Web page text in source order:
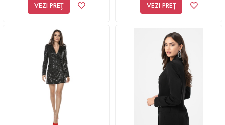
VEZI PREȚ VEZI PREȚ